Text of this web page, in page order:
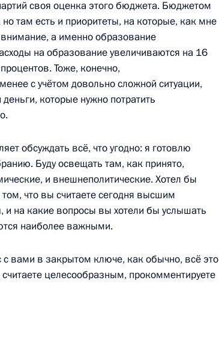
Италии Сильвио
визитом
ОБСЕ
на оперативной
Гороховецкий военный полигон
своя оценка этого бюджета. Бюджетом
там есть и приоритеты, на которые, как мне
а именно образование
на образование увеличиваются на 16
Тоже, конечно,
с учётом довольно сложной ситуации,
которые нужно потратить
обсуждать всё, что угодно: я готовлю
Буду освещать там, как принято,
и внешнеполитические. Хотел бы
что вы считаете сегодня высшим
и на какие вопросы вы хотели бы услышать
наиболее важными.
вами в закрытом ключе, как обычно, всё это
целесообразным, прокомментируете